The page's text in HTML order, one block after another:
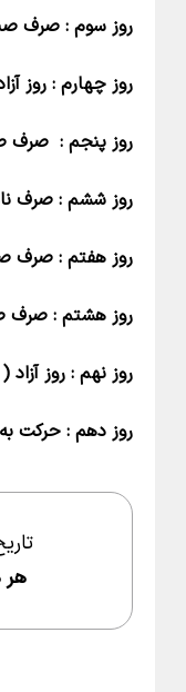
روز سوم : صرف
روز چهارم : روز
روز پنجم : صرف
روز ششم : صرف
روز هفتم : صرف
روز هشتم : صرف
روز نهم : روز
روز دهم : حرکت به
هر